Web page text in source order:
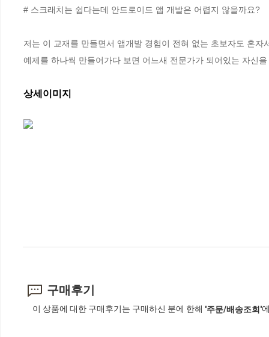
# 스크래치는 쉽다는데 안드로이드 앱 개발은 어렵지 않을까요?
저는 이 교재를 만들면서 앱개발 경험이 전혀 없는 초보자도 혼
예제를 하나씩 만들어가다 보면 어느새 전문가가 되어있는 자신
상세이미지
구매후기
이 상품에 대한 구매후기는 구매하신 분에 한해 '주문/배송조회'